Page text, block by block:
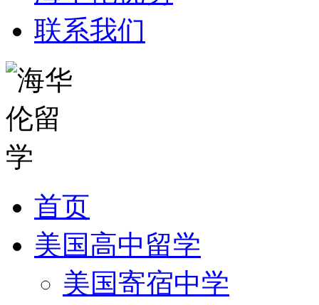
联系我们
首页
美国高中留学
美国寄宿中学